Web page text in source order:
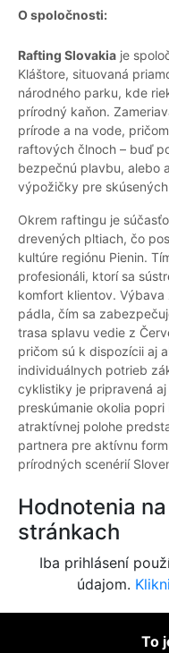
O spoločnosti:
Rafting Slovakia je
Kláštore, situovaná
národného parku, kde
prírodný kaňon.
prírode a na vode,
raftových člnoch – buď
bezpečnú plavbu, alebo
výpožičky pre
Okrem raftingu je
drevených pltiach, čo
kultúre regiónu Pienin.
profesionáli, ktorí sa
komfort klientov.
pádla, čím sa
trasa splavu vedie z
pričom sú k dispozícii aj
individuálnych potrieb
cyklistiky je pripravená
preskúmanie okolia
atraktívnej polohe
partnera pre aktívnu
prírodných scenérií
Hodnotenia
stránkach
Iba prihlásení
údajom.
To